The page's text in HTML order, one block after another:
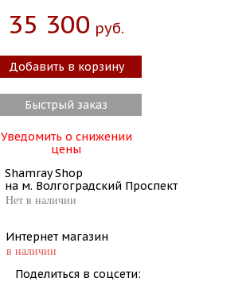
35 300 Руб.
Добавить в корзину
Быстрый заказ
Уведомить о снижении
цены
Shamray Shop
на м. Волгоградский Проспект
Нет в наличии
Интернет магазин
в наличии
Поделиться в соцсети: